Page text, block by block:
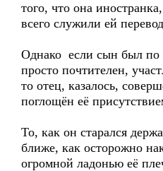
того, что она
всего служили ей
Однако если сын был
просто почтителен,
то отец, казалось,
поглощён её
То, как он старался
ближе, как осторожно
огромной ладонью её